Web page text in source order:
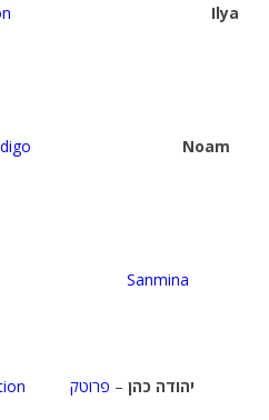
Ilya
Noam
יהודה כהן – פרוטק